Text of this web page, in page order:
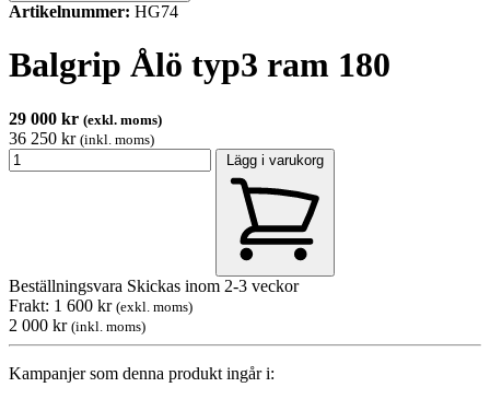
Artikelnummer: HG74
Balgrip Ålö typ3 ram 180
29 000 kr (exkl. moms)
36 250 kr (inkl. moms)
Lägg i varukorg
Beställningsvara Skickas inom 2-3 veckor
Frakt: 1 600 kr (exkl. moms)
2 000 kr (inkl. moms)
Kampanjer som denna produkt ingår i: